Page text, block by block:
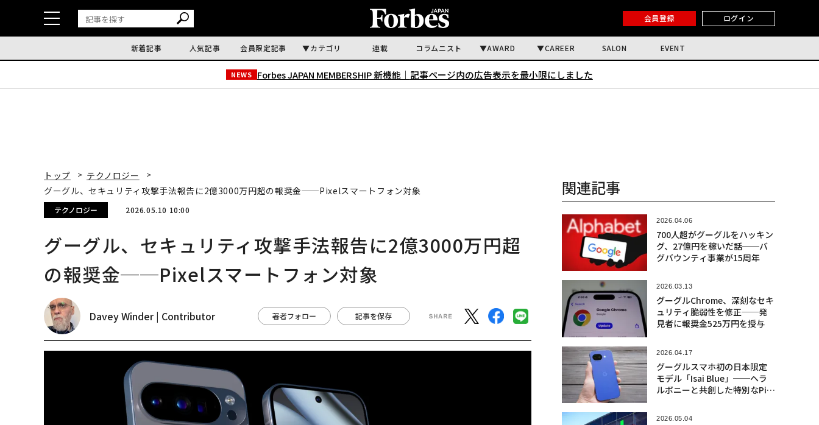
会員登録 ログイン
新着記事 人気記事 会員限定記事 カテゴリ 連載 コラムニスト AWARD CAREER SALON EVENT
NEWS Forbes JAPAN MEMBERSHIP 新機能｜ 記事ページ内の広告表示を最小限にしました
トップ
テクノロジー
グーグル、セキュリティ攻撃手法報告に2億3000万円超の報奨金──Pixelスマートフォン対象
テクノロジー 2026.05.10 10:00
グーグル、セキュリティ攻撃手法報告に2億3000万円超
の報奨金──Pixelスマートフォン対象
Davey Winder | Contributor 著者フォロー 記事を保存
関連記事
2026.04.06
700人超がグーグルをハッキン
グ、27億円を稼いだ話──バ
グバウンティ事業が15周年
2026.03.13
グーグルChrome、深刻なセキ
ュリティ脆弱性を修正──発
見者に報奨金525万円を授与
2026.04.17
グーグルスマホ初の日本限定
モデル「Isai Blue」──ヘラ
ルボニーと共創した特別なPix
2026.05.04